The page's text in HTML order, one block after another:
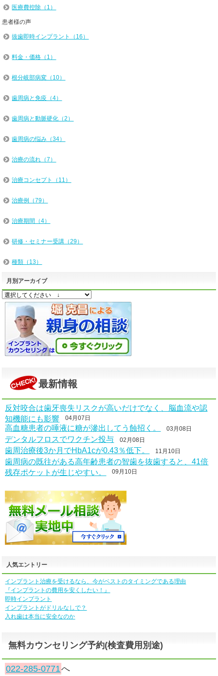
医療費控除（1）
患者様の声
抜歯即時インプラント（16）
料金・価格（1）
根分岐部病変（10）
歯周病と免疫（4）
歯周病と動脈硬化（2）
歯周病の悩み（34）
治療の流れ（7）
治療コンセプト（11）
治療例（79）
治療期間（4）
研修・セミナー受講（29）
種類（13）
月別アーカイブ
最新情報
反対咬合は歯牙喪失リスクが高いだけでなく、脳血流や認
知機能にも影響 04月07日
高血糖患者の唾液に糖が滲出してう蝕招く。 03月08日
デンタルフロスでワクチン投与 02月08日
歯周治療後3か月でHbA1cが0.43％低下。 11月10日
歯周病の既往がある高年齢患者の智歯を抜歯すると、41倍
残存ポケットが生じやすい。 09月10日
人気エントリー
インプラント治療を受けるなら、今がベストのタイミングである理由
『インプラントの費用を安くしたい！』
即時インプラント
インプラントがドリルなしで？
入れ歯は本当に安全なのか
無料カウンセリング予約(検査費用別途)
022-285-0771へ